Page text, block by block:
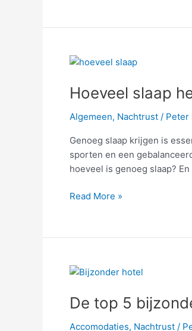
Hoeveel slaap
Algemeen, Nachtrust / Peter
Genoeg slaap krijgen is
sporten en een
hoeveel is genoeg slaap? En
Hoeveel
heb
nodig?
Read More »
De top 5
Accomodaties, Nachtrust /
De
5
bijzondere
hotels